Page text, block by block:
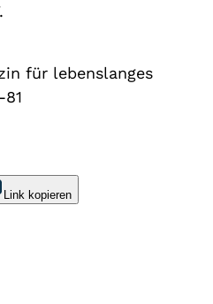
für lebenslanges
Link kopieren